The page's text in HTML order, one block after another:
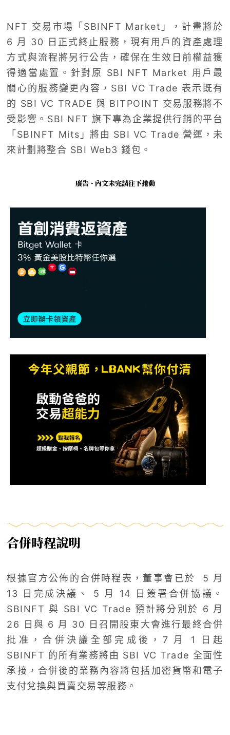
NFT 交易市場「SBINFT Market」，計畫將於
6 月 30 日正式終止服務，現有用戶的資產處理
方式與流程將另行公告，確保在生效日前權益獲
得適當處置。針對原 SBI NFT Market 用戶最
關心的服務變更內容，SBI VC Trade 表示既有
的 SBI VC TRADE 與 BITPOINT 交易服務將不
受影響。SBI NFT 旗下專為企業提供行銷的平台
「SBINFT Mits」將由 SBI VC Trade 營運，未
來計劃將整合 SBI Web3 錢包。
廣告 - 內文未完請往下捲動
合併時程說明
根據官方公佈的合併時程表，董事會已於 5 月
13 日完成決議、 5 月 14 日簽署合併協議。
SBINFT 與 SBI VC Trade 預計將分別於 6 月
26 日與 6 月 30 日召開股東大會進行最終合併
批准，合併決議全部完成後，7 月 1 日起
SBINFT 的所有業務將由 SBI VC Trade 全面性
承接，合併後的業務內容將包括加密貨幣和電子
支付兌換與買賣交易等服務。